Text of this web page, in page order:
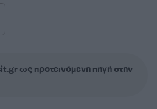
ως προτεινόμενη πηγή στην